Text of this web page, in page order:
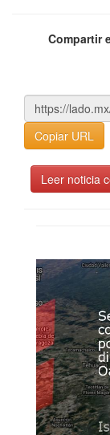
Compartir
Copiar URL
Leer noticia